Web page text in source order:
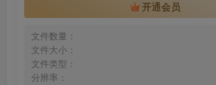
开通会员
文件数量：
文件大小：
文件类型：
分辨率：